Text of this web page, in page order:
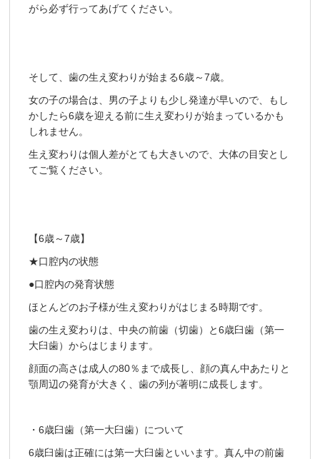
がら必ず行ってあげてください。
そして、歯の生え変わりが始まる6歳～7歳。
女の子の場合は、男の子よりも少し発達が早いので、もし
かしたら6歳を迎える前に生え変わりが始まっているかも
しれません。
生え変わりは個人差がとても大きいので、大体の目安とし
てご覧ください。
【6歳～7歳】
★口腔内の状態
●口腔内の発育状態
ほとんどのお子様が生え変わりがはじまる時期です。
歯の生え変わりは、中央の前歯（切歯）と6歳臼歯（第一
大臼歯）からはじまります。
顔面の高さは成人の80％まで成長し、顔の真ん中あたりと
顎周辺の発育が大きく、歯の列が著明に成長します。
・6歳臼歯（第一大臼歯）について
6歳臼歯は正確には第一大臼歯といいます。真ん中の前歯